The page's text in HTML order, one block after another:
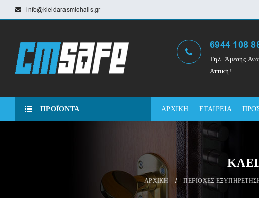
info@kleidarasmichalis.gr
6944 108
Τηλ. Άμεσης
Αττική!
ΠΡΟΪΟΝΤΑ ΑΡΧΙΚΗ ΕΤΑΙΡΕΙΑ
ΑΡΧΙΚΗ / ΠΕΡΙΟΧΕΣ